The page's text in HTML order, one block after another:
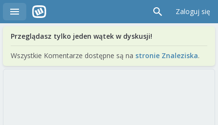
Zaloguj się
Przeglądasz tylko jeden wątek w dyskusji!
Wszystkie Komentarze dostępne są na stronie Znaleziska.